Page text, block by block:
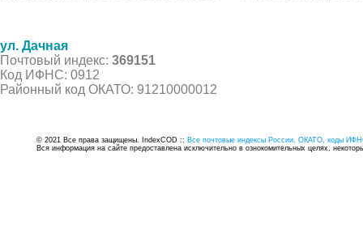
ул. Дачная
Почтовый индекс: 369151
Код ИФНС: 0912
Районный код ОКАТО: 91210000012
© 2021 Все права защищены. IndexCOD :: Все почтовые индексы России, ОКАТО, коды
Вся информация на сайте предоставлена исключительно в ознокомительных целях,